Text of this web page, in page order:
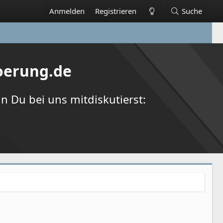
Anmelden Registrieren Suche
Du bei uns mitdiskutierst: